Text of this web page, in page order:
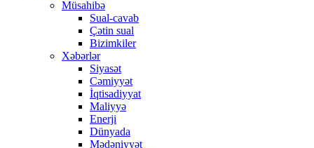
Müsahibə
Sual-cavab
Çətin sual
Bizimkiler
Xəbərlər
Siyasət
Cəmiyyət
İqtisadiyyat
Maliyyə
Enerji
Dünyada
Mədəniyyət